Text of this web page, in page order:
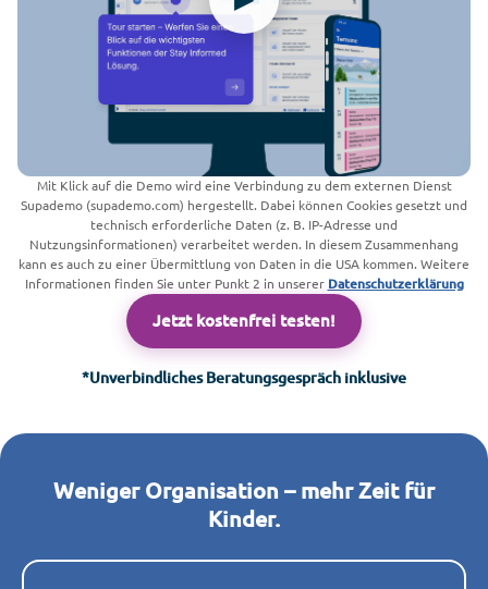
Mit Klick auf die Demo wird eine Verbindung zu dem externen Dienst
Supademo (supademo.com) hergestellt. Dabei können Cookies gesetzt und
technisch erforderliche Daten (z. B. IP-Adresse und
Nutzungsinformationen) verarbeitet werden. In diesem Zusammenhang
kann es auch zu einer Übermittlung von Daten in die USA kommen. Weitere
Informationen finden Sie unter Punkt 2 in unserer Datenschutzerklärung
Jetzt kostenfrei testen!
*Unverbindliches Beratungsgespräch inklusive
Weniger Organisation – mehr Zeit für
Kinder.